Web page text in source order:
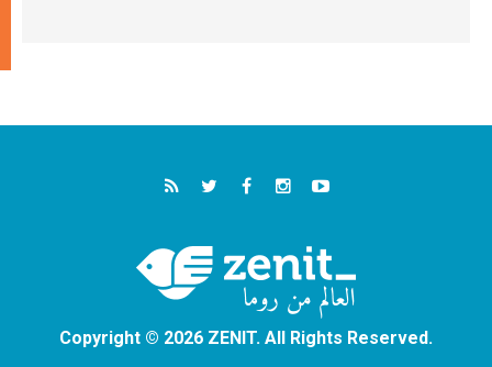
Copyright © 2026 ZENIT. All Rights Reserved.